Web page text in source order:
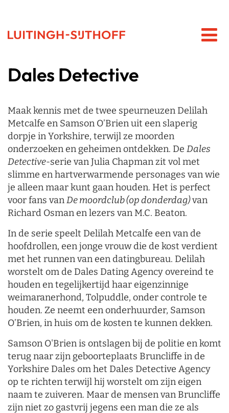
Dales Detective
Maak kennis met de twee speurneuzen Delilah
Metcalfe en Samson O’Brien uit een slaperig
dorpje in Yorkshire, terwijl ze moorden
onderzoeken en geheimen ontdekken. De Dales
Detective-serie van Julia Chapman zit vol met
slimme en hartverwarmende personages van wie
je alleen maar kunt gaan houden. Het is perfect
voor fans vanDe moordclub (op donderdag)van
Richard Osman en lezers van M.C. Beaton.
In de serie speelt Delilah Metcalfe een van de
hoofdrollen, een jonge vrouw die de kost verdient
met het runnen van een datingbureau. Delilah
worstelt om de Dales Dating Agency overeind te
houden en tegelijkertijd haar eigenzinnige
weimaranerhond, Tolpuddle, onder controle te
houden. Ze neemt een onderhuurder, Samson
O’Brien, in huis om de kosten te kunnen dekken.
Samson O'Brien is ontslagen bij de politie en komt
terug naar zijn geboorteplaats Bruncliffe in de
Yorkshire Dales om het Dales Detective Agency
op te richten terwijl hij worstelt om zijn eigen
naam te zuiveren. Maar de mensen van Bruncliffe
zijn niet zo gastvrij jegens een man die ze als